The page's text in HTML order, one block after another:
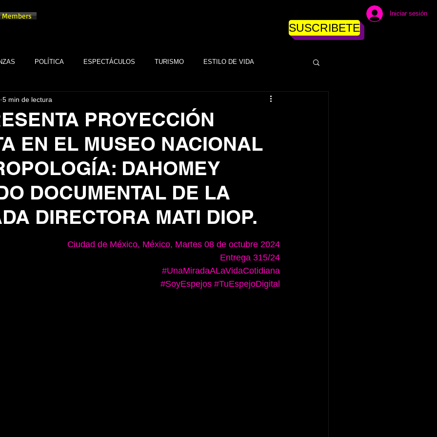
Members
SUSCRIBETE
Iniciar sesión
POLÍTICA ESPECTÁCULOS TURISMO ESTILO DE VIDA
CINE ESPECTÁCULOS ALTRUISMO EMPRESAS
SALUD
PROYECCIÓN
EN EL MUSEO NACIONAL
DAHOMEY
DOCUMENTAL DE LA
DIRECTORA MATI DIOP.
5 min de lectura
Ciudad de México, México, Martes 08 de octubre 2024
Entrega 315/24
#UnaMiradaALaVidaCotidiana
#SoyEspejos #TuEspejoDigital